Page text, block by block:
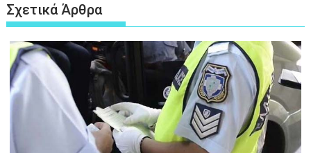
Σχετικά Άρθρα